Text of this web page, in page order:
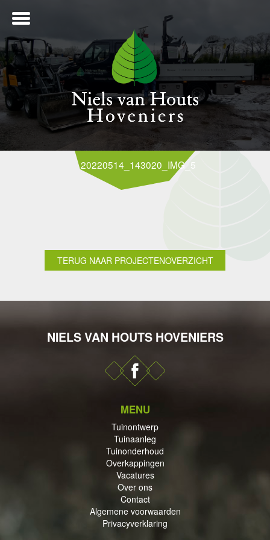
20220514_143020_IMG_5158
TERUG NAAR PROJECTENOVERZICHT
NIELS VAN HOUTS HOVENIERS
MENU
Tuinontwerp
Tuinaanleg
Tuinonderhoud
Overkappingen
Vacatures
Over ons
Contact
Algemene voorwaarden
Privacyverklaring